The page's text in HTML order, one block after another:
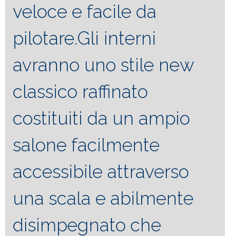
veloce e facile da
pilotare.Gli interni
avranno uno stile new
classico raffinato
costituiti da un ampio
salone facilmente
accessibile attraverso
una scala e abilmente
disimpegnato che